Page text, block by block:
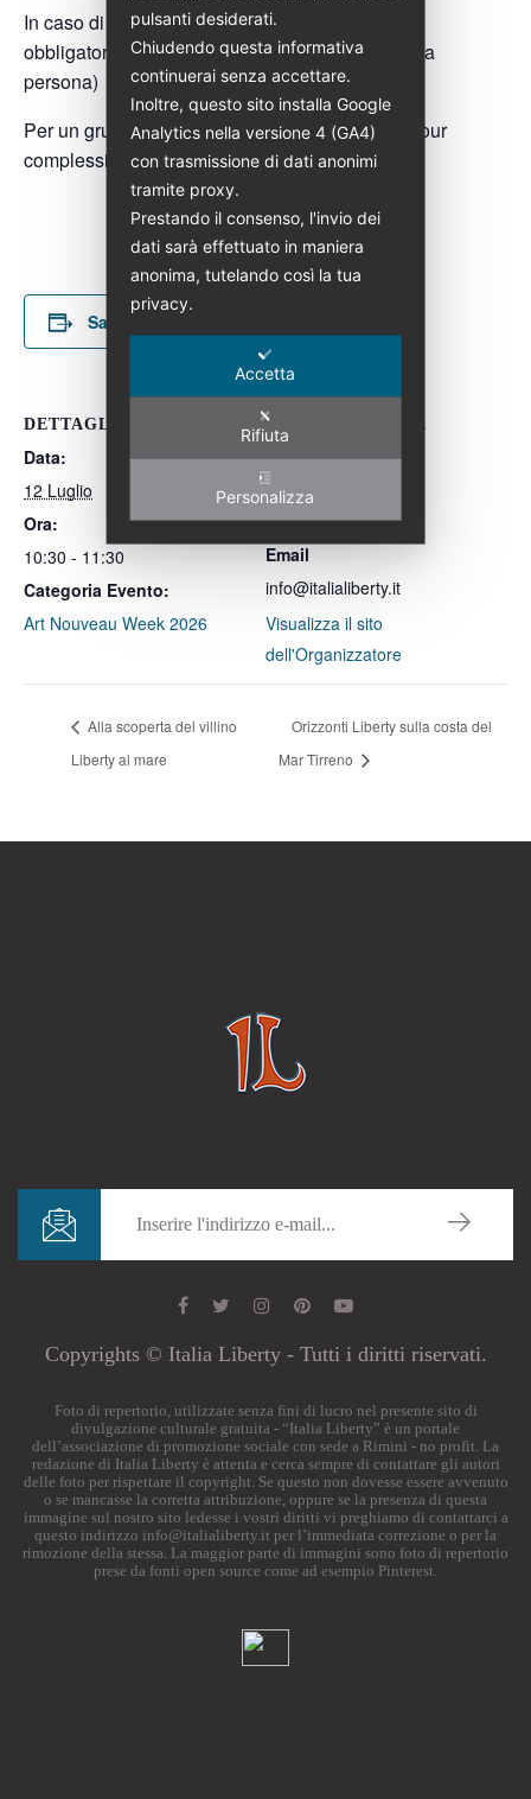
In caso di gruppi superiori alle 30 persone sarà
obbligatorio l’utilizzo delle radioguide (costo 2€ a
persona)
Per un gruppo chiuso, precostituito il costo del tour
complessivo è di 180€
Salva nel tuo calendario
DETTAGLI
Data:
12 Luglio
Ora:
10:30 - 11:30
Categoria Evento:
Art Nouveau Week 2026
ORGANIZZATORE
Italia Liberty
Numero di telefono
+39 3200445798
Email
info@italialiberty.it
Visualizza il sito
dell'Organizzatore
Alla scoperta del villino
Liberty al mare
Orizzonti Liberty sulla costa del
Mar Tirreno
Copyrights © Italia Liberty - Tutti i diritti riservati.
Foto di repertorio, utilizzate senza fini di lucro nel presente sito di
divulgazione culturale gratuita - “Italia Liberty” è un portale
dell’associazione di promozione sociale con sede a Rimini - no profit. La
redazione di Italia Liberty è attenta e cerca sempre di contattare gli autori
delle foto per rispettare il copyright. Se questo non dovesse essere avvenuto
o se mancasse la corretta attribuzione, oppure se la presenza di questa
immagine sul nostro sito ledesse i vostri diritti vi preghiamo di contattarci a
questo indirizzo info@italialiberty.it per l’immediata correzione o per la
rimozione della stessa. La maggior parte di immagini sono foto di repertorio
prese da fonti open source come ad esempio Pinterest.
pulsanti desiderati.
Chiudendo questa informativa
continuerai senza accettare.
Inoltre, questo sito installa Google
Analytics nella versione 4 (GA4)
con trasmissione di dati anonimi
tramite proxy.
Prestando il consenso, l'invio dei
dati sarà effettuato in maniera
anonima, tutelando così la tua
privacy.
Accetta
Rifiuta
Personalizza